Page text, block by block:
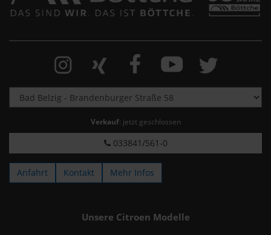
Verkauf: jetzt geschlossen
033841/561-0
Anfahrt Kontakt Mehr Infos
Unsere Citroen Modelle